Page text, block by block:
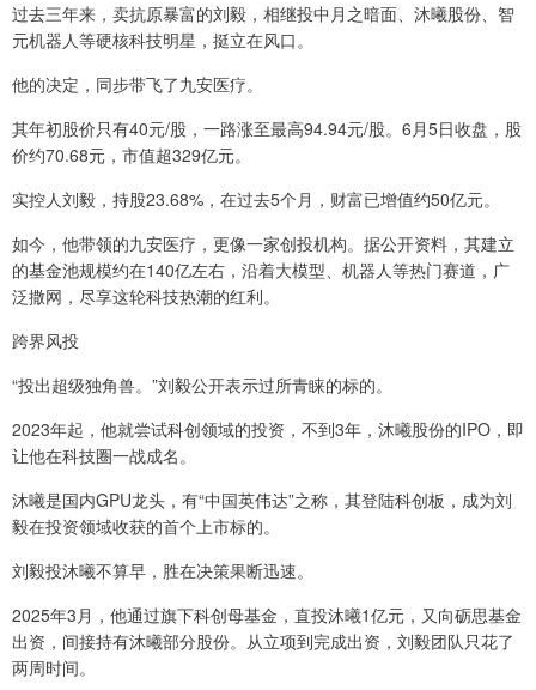
过去三年来，卖抗原暴富的刘毅，相继投中月之暗面、沐曦股份、智
元机器人等硬核科技明星，挺立在风口。
他的决定，同步带飞了九安医疗。
其年初股价只有40元/股，一路涨至最高94.94元/股。6月5日收盘，股
价约70.68元，市值超329亿元。
实控人刘毅，持股23.68%，在过去5个月，财富已增值约50亿元。
如今，他带领的九安医疗，更像一家创投机构。据公开资料，其建立
的基金池规模约在140亿左右，沿着大模型、机器人等热门赛道，广
泛撒网，尽享这轮科技热潮的红利。
跨界风投
“投出超级独角兽。”刘毅公开表示过所青睐的标的。
2023年起，他就尝试科创领域的投资，不到3年，沐曦股份的IPO，即
让他在科技圈一战成名。
沐曦是国内GPU龙头，有“中国英伟达”之称，其登陆科创板，成为刘
毅在投资领域收获的首个上市标的。
刘毅投沐曦不算早，胜在决策果断迅速。
2025年3月，他通过旗下科创母基金，直投沐曦1亿元，又向砺思基金
出资，间接持有沐曦部分股份。从立项到完成出资，刘毅团队只花了
两周时间。